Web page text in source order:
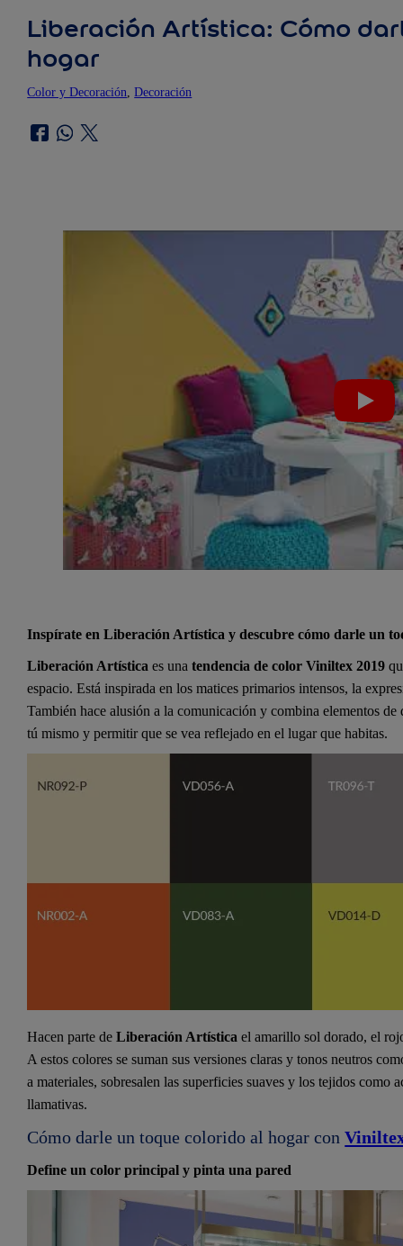
Liberación Artística: Cómo
hogar
Color y Decoración , Decoración
Inspírate en Liberación Artística y descubre cómo darle un
Liberación Artística es unatendencia de color Viniltex 2019
espacio. Está inspirada en los matices primarios intensos, la
También hace alusión a la comunicación y combina elementos
tú mismo y permitir que se vea reflejado en el lugar que habitas.
Hacen parte deLiberación Artística el amarillo sol dorado, el
A estos colores se suman sus versiones claras y tonos neutros
a materiales, sobresalen las superficies suaves y los tejidos como
llamativas.
Cómo darle un toque colorido al hogar con
Define un color principal y pinta una pared